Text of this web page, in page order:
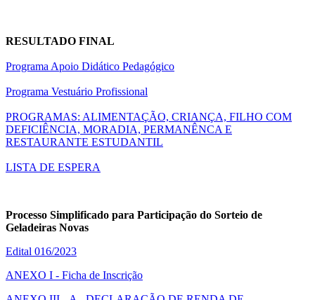
RESULTADO FINAL
Programa Apoio Didático Pedagógico
Programa Vestuário Profissional
PROGRAMAS: ALIMENTAÇÃO, CRIANÇA, FILHO COM
DEFICIÊNCIA, MORADIA, PERMANÊNCA E
RESTAURANTE ESTUDANTIL
LISTA DE ESPERA
Processo Simplificado para Participação do Sorteio de
Geladeiras Novas
Edital 016/2023
ANEXO I - Ficha de Inscrição